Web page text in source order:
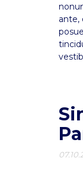
ante,